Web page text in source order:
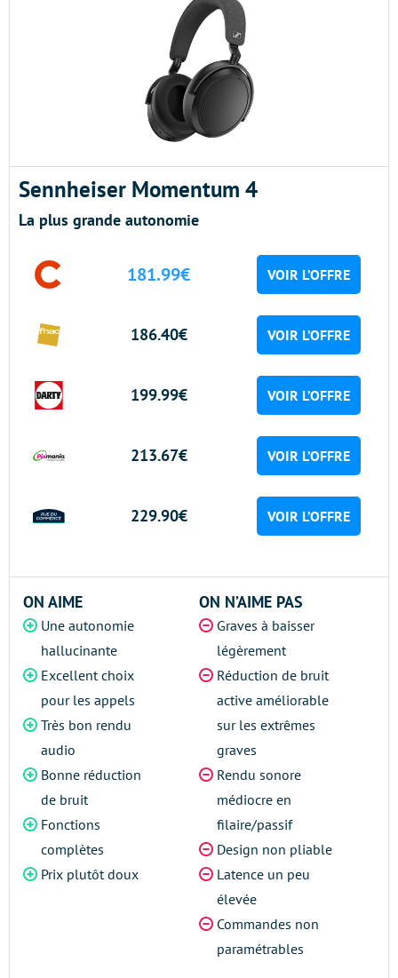
Sennheiser Momentum 4
La plus grande autonomie
181.99€ VOIR L’OFFRE
186.40€ VOIR L’OFFRE
199.99€ VOIR L’OFFRE
213.67€ VOIR L’OFFRE
229.90€ VOIR L’OFFRE
ON AIME
Une autonomie
hallucinante
Excellent choix
pour les appels
Très bon rendu
audio
Bonne réduction
de bruit
Fonctions
complètes
Prix plutôt doux
ON N’AIME PAS
Graves à baisser
légèrement
Réduction de bruit
active améliorable
sur les extrêmes
graves
Rendu sonore
médiocre en
filaire/passif
Design non pliable
Latence un peu
élevée
Commandes non
paramétrables